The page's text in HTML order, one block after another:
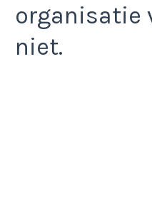
organisatie
niet.